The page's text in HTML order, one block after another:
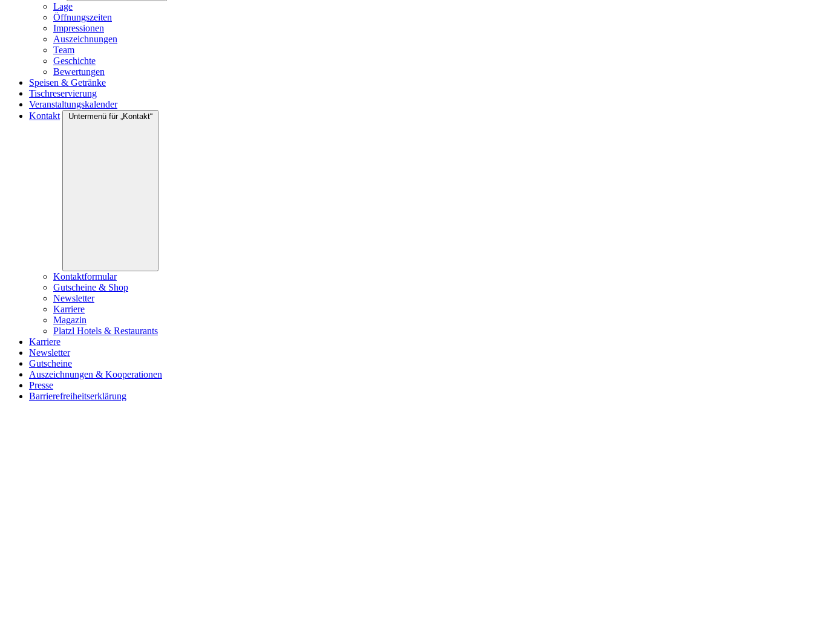
Lage
Öffnungszeiten
Impressionen
Auszeichnungen
Team
Geschichte
Bewertungen
Speisen & Getränke
Tischreservierung
Veranstaltungskalender
Kontakt
Untermenü für „Kontakt“
Kontaktformular
Gutscheine & Shop
Newsletter
Karriere
Magazin
Platzl Hotels & Restaurants
Karriere
Newsletter
Gutscheine
Auszeichnungen & Kooperationen
Presse
Barrierefreiheitserklärung